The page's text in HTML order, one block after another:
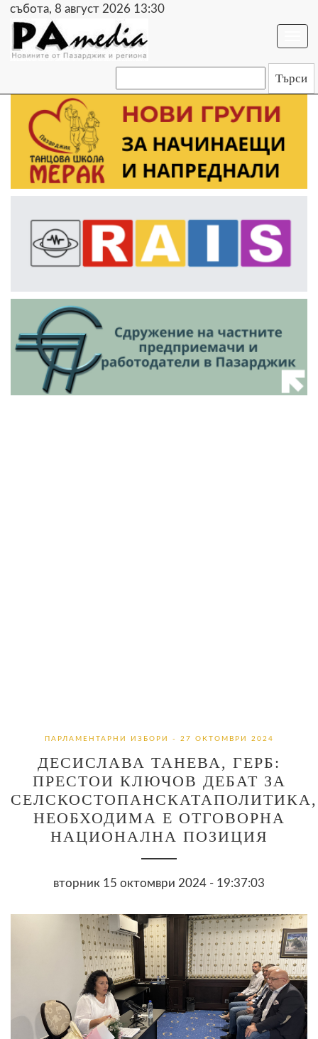
събота, 8 август 2026 13:30
ПАРЛАМЕНТАРНИ ИЗБОРИ - 27 ОКТОМВРИ 2024
ДЕСИСЛАВА ТАНЕВА, ГЕРБ:
ПРЕСТОИ КЛЮЧОВ ДЕБАТ ЗА
СЕЛСКОСТОПАНСКАТАПОЛИТИКА,
НЕОБХОДИМА Е ОТГОВОРНА
НАЦИОНАЛНА ПОЗИЦИЯ
вторник 15 октомври 2024 - 19:37:03